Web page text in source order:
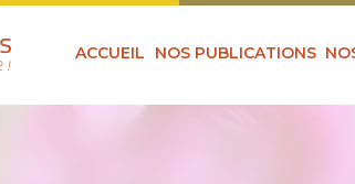
ACCUEIL NOS PUBLICATIONS